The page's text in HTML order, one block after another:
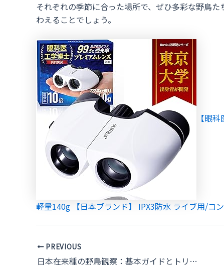
それぞれの季節に合った場所で、ぜひ多彩な野鳥
わえることでしょう。
【眼
軽量140g 【日本ブランド】 IPX3防水 ライブ用/
Post
navigation
PREVIOUS
日本在来種の野鳥観察：基本ガイドとトリビア